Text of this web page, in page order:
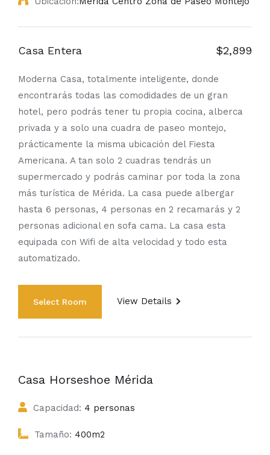
Casa Entera $2,899
Moderna Casa, totalmente inteligente, donde
encontrarás todas las comodidades de un gran
hotel, pero podrás tener tu propia cocina, alberca
privada y a solo una cuadra de paseo montejo,
prácticamente la misma ubicación del Fiesta
Americana. A tan solo 2 cuadras tendrás un
supermercado y podrás caminar por toda la zona
más turística de Mérida. La casa puede albergar
hasta 6 personas, 4 personas en 2 recamarás y 2
personas adicional en sofa cama. La casa esta
equipada con Wifi de alta velocidad y todo esta
automatizado.
View Details
Casa Horseshoe Mérida
Capacidad: 4 personas
Tamaño: 400m2